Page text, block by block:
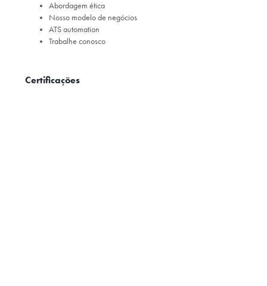
Abordagem ética
Nosso modelo de negócios
ATS automation
Trabalhe conosco
Certificações